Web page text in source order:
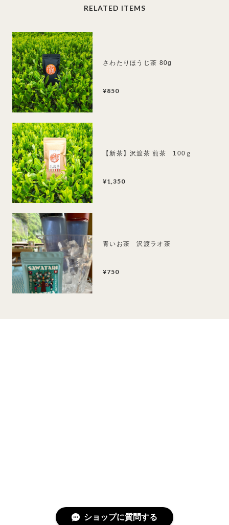
RELATED ITEMS
さわたりほうじ茶 80g
¥850
【新茶】沢渡茶 煎茶 100ｇ
¥1,350
青いお茶 沢渡ラオ茶
¥750
ショップに質問する